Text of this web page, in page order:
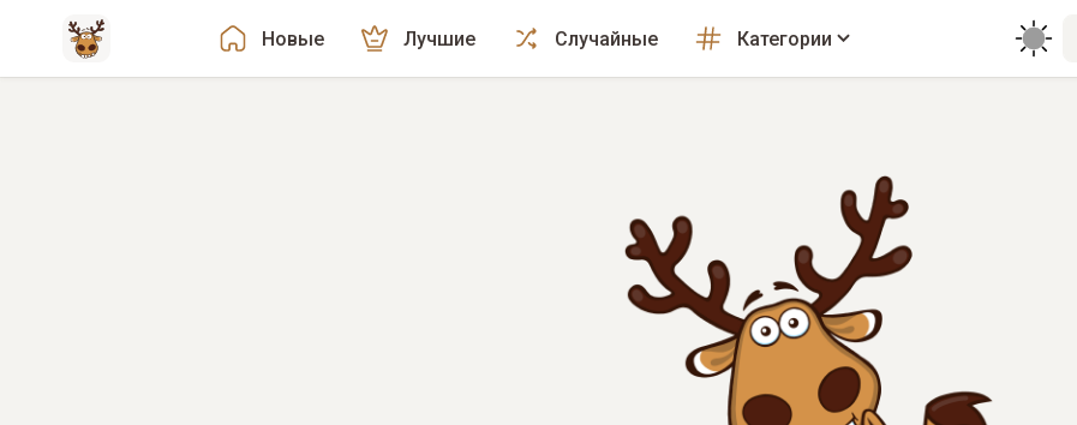
Новые Лучшие Случайные Категории